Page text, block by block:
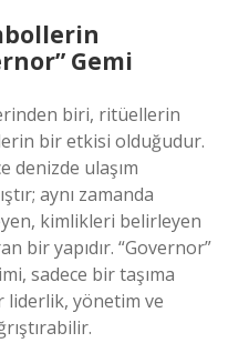
Gemi
biri, ritüellerin
bir etkisi olduğudur.
denizde ulaşım
aynı zamanda
kimlikleri belirleyen
bir yapıdır. “Governor”
sadece bir taşıma
liderlik, yönetim ve